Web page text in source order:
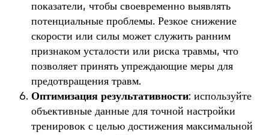
показатели, чтобы своевременно выявлять
потенциальные проблемы. Резкое снижение
скорости или силы может служить ранним
признаком усталости или риска травмы, что
позволяет принять упреждающие меры для
предотвращения травм.
Оптимизация результативности: используйте
объективные данные для точной настройки
тренировок с целью достижения максимальной